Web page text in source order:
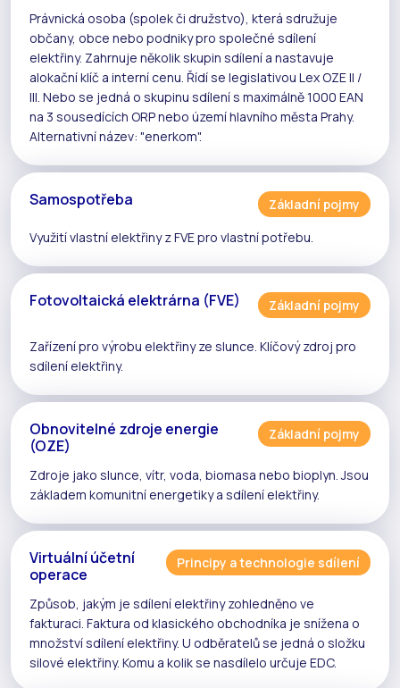
Právnická osoba (spolek či družstvo), která sdružuje
občany, obce nebo podniky pro společné sdílení
elektřiny. Zahrnuje několikskupin sdílení a nastavuje
alokační klíč a interní cenu. Řídí se legislativou Lex OZE II /
III. Nebo se jedná o skupinu sdílení s maximálně 1000 EAN
na 3 sousedících ORP nebo území hlavního města Prahy.
Alternativní název: "enerkom".
Samospotřeba
Základní pojmy
Využití vlastní elektřiny zFVEpro vlastní potřebu.
Fotovoltaická elektrárna (FVE) Základní pojmy
Zařízení pro výrobu elektřiny ze slunce. Klíčový zdroj pro
sdílení elektřiny.
Obnovitelné zdroje energie
(OZE)
Základní pojmy
Zdroje jako slunce, vítr, voda, biomasa nebo bioplyn. Jsou
základem komunitní energetiky a sdílení elektřiny.
Virtuální účetní
operace
Principy a technologie sdílení
Způsob, jakým je sdílení elektřinyzohledněno ve
fakturaci. Faktura od klasického obchodníka je snížena o
množstvísdílení elektřiny. U odběratelů se jedná o složku
silové elektřiny. Komu a kolik se nasdílelo určuje EDC.